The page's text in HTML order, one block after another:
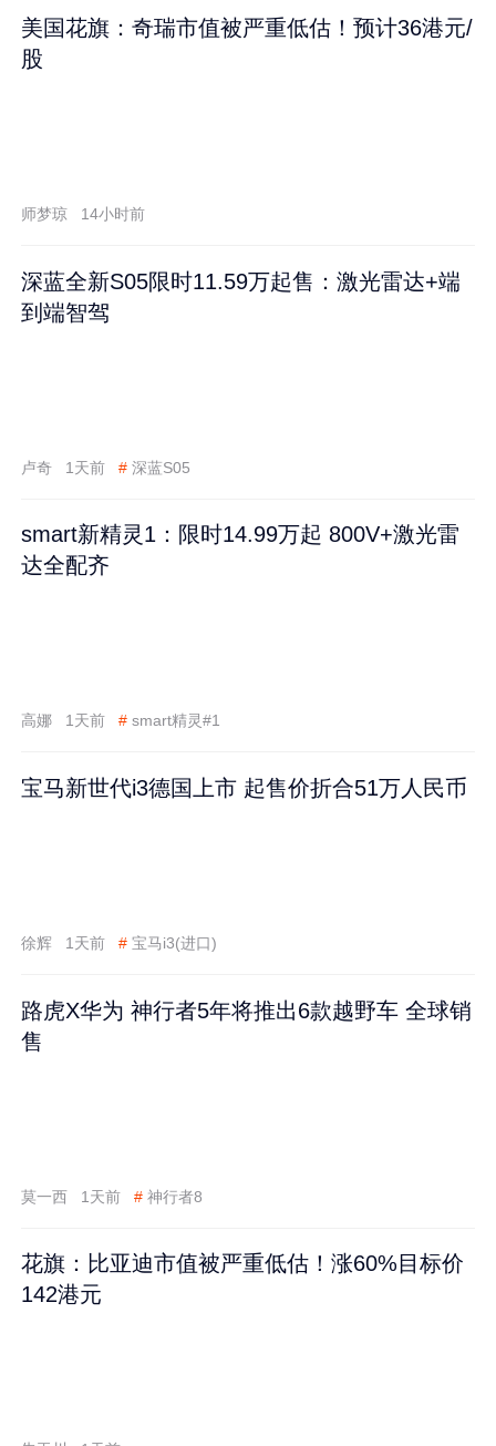
美国花旗：奇瑞市值被严重低估！预计36港元/
股
师梦琼 14小时前
深蓝全新S05限时11.59万起售：激光雷达+端
到端智驾
卢奇 1天前 # 深蓝S05
smart新精灵1：限时14.99万起 800V+激光雷
达全配齐
高娜 1天前 # smart精灵#1
宝马新世代i3德国上市 起售价折合51万人民币
徐辉 1天前 # 宝马i3(进口)
路虎X华为 神行者5年将推出6款越野车 全球销
售
莫一西 1天前 # 神行者8
花旗：比亚迪市值被严重低估！涨60%目标价
142港元